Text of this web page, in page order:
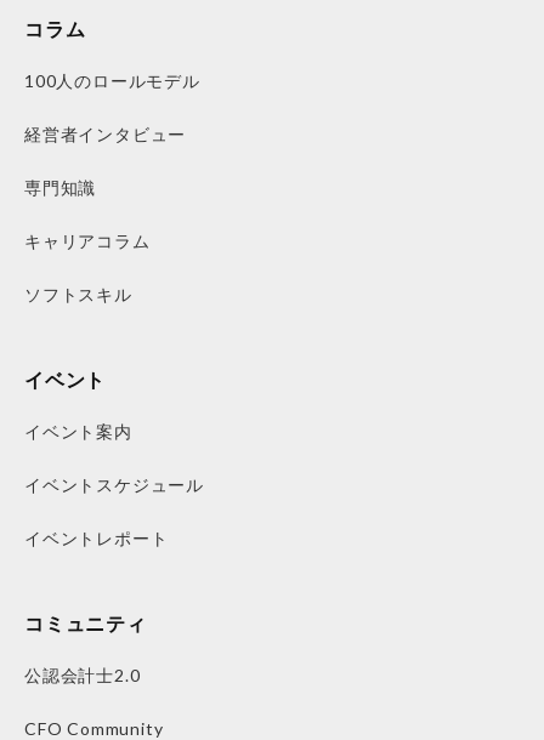
コラム
100人のロールモデル
経営者インタビュー
専門知識
キャリアコラム
ソフトスキル
イベント
イベント案内
イベントスケジュール
イベントレポート
コミュニティ
公認会計士2.0
CFO Community